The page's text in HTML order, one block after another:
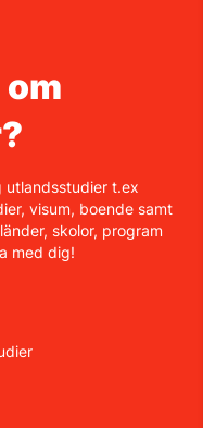
utlandsstudier t.ex
visum, boende samt
skolor, program
med dig!